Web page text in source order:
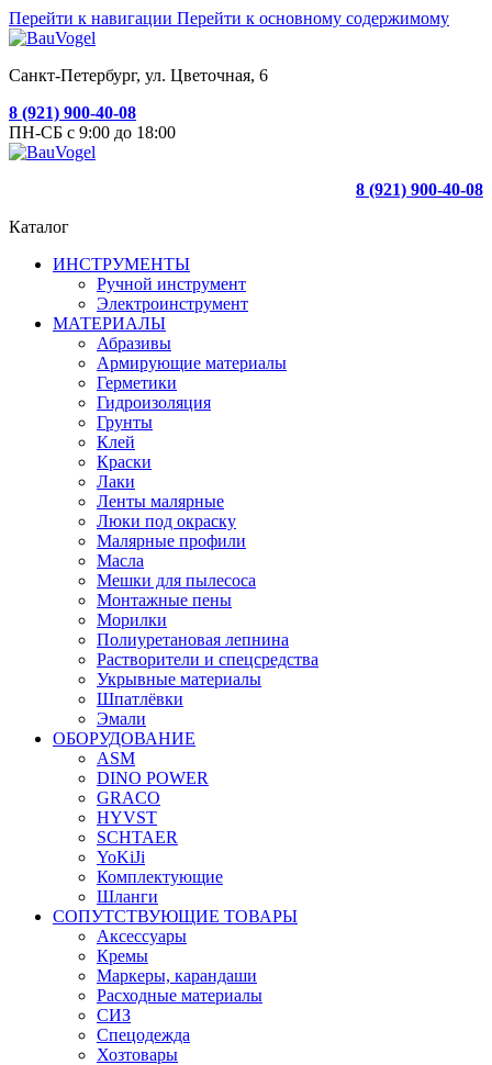
Перейти к навигации Перейти к основному содержимому
Санкт-Петербург, ул. Цветочная, 6
8 (921) 900-40-08
ПН-СБ с 9:00 до 18:00
8 (921) 900-40-08
Каталог
ИНСТРУМЕНТЫ
Ручной инструмент
Электроинструмент
МАТЕРИАЛЫ
Абразивы
Армирующие материалы
Герметики
Гидроизоляция
Грунты
Клей
Краски
Лаки
Ленты малярные
Люки под окраску
Малярные профили
Масла
Мешки для пылесоса
Монтажные пены
Морилки
Полиуретановая лепнина
Растворители и спецсредства
Укрывные материалы
Шпатлёвки
Эмали
ОБОРУДОВАНИЕ
ASM
DINO POWER
GRACO
HYVST
SCHTAER
YoKiJi
Комплектующие
Шланги
СОПУТСТВУЮЩИЕ ТОВАРЫ
Аксессуары
Кремы
Маркеры, карандаши
Расходные материалы
СИЗ
Спецодежда
Хозтовары